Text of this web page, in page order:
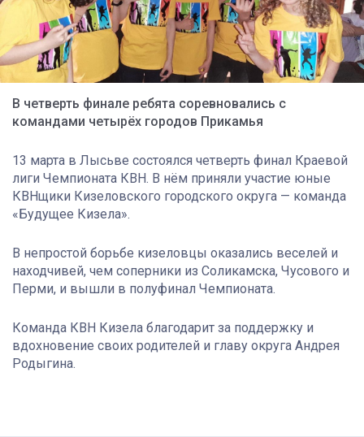
В четверть финале ребята соревновались с
командами четырёх городов Прикамья
13 марта в Лысьве состоялся четверть финал Краевой
лиги Чемпионата КВН. В нём приняли участие юные
КВНщики Кизеловского городского округа — команда
«Будущее Кизела».
В непростой борьбе кизеловцы оказались веселей и
находчивей, чем соперники из Соликамска, Чусового и
Перми, и вышли в полуфинал Чемпионата.
Команда КВН Кизела благодарит за поддержку и
вдохновение своих родителей и главу округа Андрея
Родыгина.